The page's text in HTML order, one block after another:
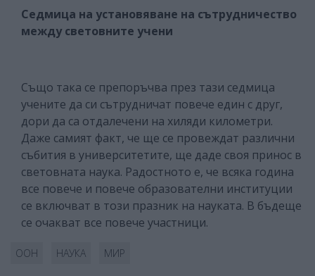
Седмица на установяване на сътрудничество
между световните учени
Също така се препоръчва през тази седмица
учените да си сътрудничат повече един с друг,
дори да са отдалечени на хиляди километри.
Даже самият факт, че ще се провеждат различни
събития в университетите, ще даде своя принос в
световната наука. Радостното е, че всяка година
все повече и повече образователни институции
се включват в този празник на науката. В бъдеще
се очакват все повече участници.
ООН НАУКА МИР